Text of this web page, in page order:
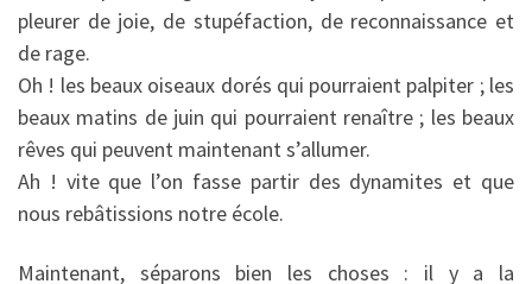
pleurer de joie, de stupéfaction, de reconnaissance et
de rage.
Oh ! les beaux oiseaux dorés qui pourraient palpiter ; les
beaux matins de juin qui pourraient renaître ; les beaux
rêves qui peuvent maintenant s’allumer.
Ah ! vite que l’on fasse partir des dynamites et que
nous rebâtissions notre école.
Maintenant, séparons bien les choses : il y a la